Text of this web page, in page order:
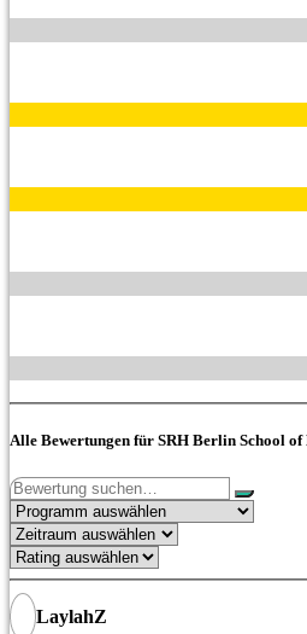
Alle Bewertungen für SRH Berlin School
LaylahZ